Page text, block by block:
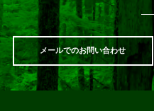
メールでのお問い合わせ